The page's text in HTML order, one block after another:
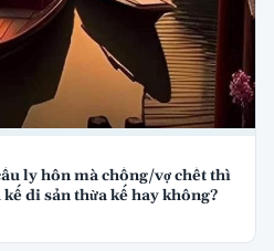
ly hôn mà chồng/vợ chết thì
di sản thừa kế hay không?